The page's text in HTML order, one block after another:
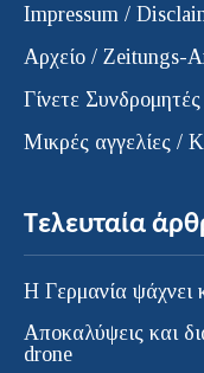
Impressum /
Αρχείο / Zeitungs-
Γίνετε Συνδρομητές
Μικρές αγγελίες /
Τελευταία
H Γερμανία ψάχνει
Αποκαλύψεις και
drone